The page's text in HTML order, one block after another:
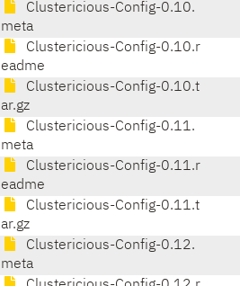
Clustericious-Config-0.10.
meta
Clustericious-Config-0.10.r
eadme
Clustericious-Config-0.10.t
ar.gz
Clustericious-Config-0.11.
meta
Clustericious-Config-0.11.r
eadme
Clustericious-Config-0.11.t
ar.gz
Clustericious-Config-0.12.
meta